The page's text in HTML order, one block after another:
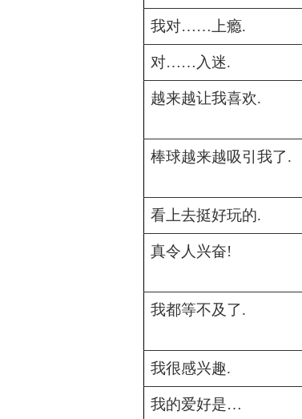
我对…… 上瘾.
对…… 入迷.
越来越让我喜欢.
棒球越来越吸引我了.
看上去挺好玩的.
真令人兴奋!
我都等不及了.
我很感兴趣.
我的爱好是…